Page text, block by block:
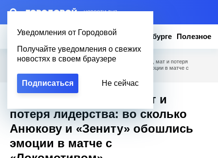
– НОВОСТИ ДНЯ
Уведомления от Городовой
Получайте уведомления о свежих
новостях в своем браузере
Подписаться Не сейчас
Новости Эксклюзив Вопросы о Петербурге Полезное
Городовой Новости Петербурга / Сейв на 99-й минуте, мат и потеря
лидерства: во сколько Анюкову и «Зениту» обошлись эмоции в матче с
«Локомотивом»
Сейв на 99-й минуте, мат и
потеря лидерства: во сколько
Анюкову и «Зениту» обошлись
эмоции в матче с